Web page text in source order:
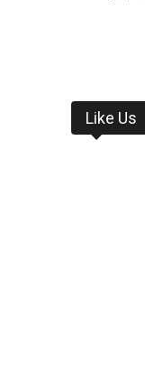
Like Us